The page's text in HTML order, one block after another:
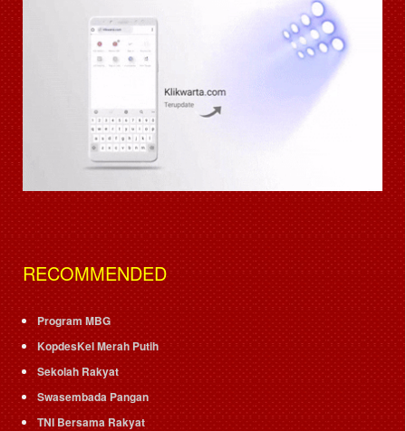
RECOMMENDED
Program MBG
KopdesKel Merah Putih
Sekolah Rakyat
Swasembada Pangan
TNI Bersama Rakyat